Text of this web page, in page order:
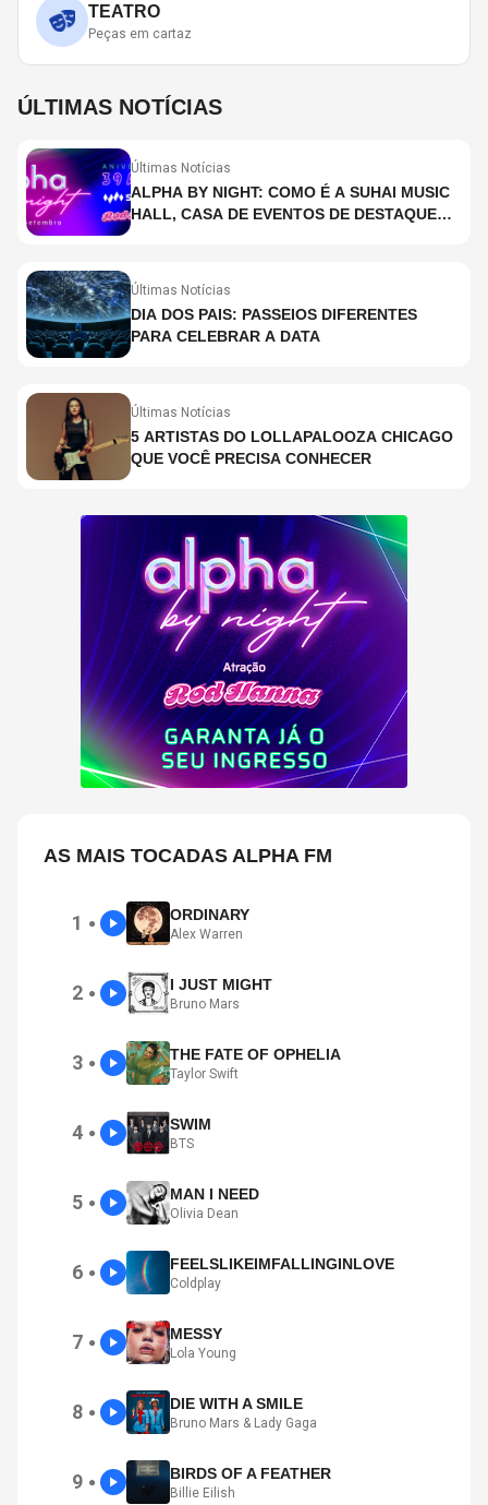
TEATRO
Peças em cartaz
ÚLTIMAS NOTÍCIAS
Últimas Notícias
ALPHA BY NIGHT: COMO É A SUHAI MUSIC
HALL, CASA DE EVENTOS DE DESTAQUE
Últimas Notícias
DIA DOS PAIS: PASSEIOS DIFERENTES
PARA CELEBRAR A DATA
Últimas Notícias
5 ARTISTAS DO LOLLAPALOOZA CHICAGO
QUE VOCÊ PRECISA CONHECER
AS MAIS TOCADAS ALPHA FM
1 ● ORDINARY
Alex Warren
2 ● I JUST MIGHT
Bruno Mars
3 ● THE FATE OF OPHELIA
Taylor Swift
4 ● SWIM
BTS
5 ● MAN I NEED
Olivia Dean
6 ● FEELSLIKEIMFALLINGINLOVE
Coldplay
7 ● MESSY
Lola Young
8 ● DIE WITH A SMILE
Bruno Mars & Lady Gaga
9 ● BIRDS OF A FEATHER
Billie Eilish